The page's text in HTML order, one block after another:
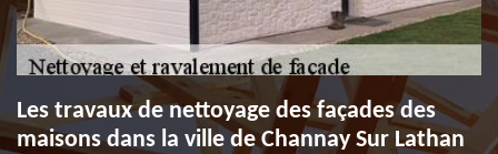
Les travaux de nettoyage des façades des
maisons dans la ville de Channay Sur Lathan